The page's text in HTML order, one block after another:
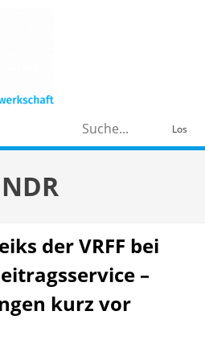
Los
NDR
der VRFF bei
–
kurz vor